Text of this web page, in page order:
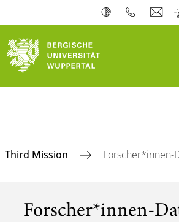
Third Mission Forscher*innen-
Forscher*innen-